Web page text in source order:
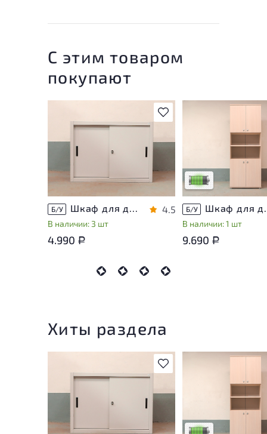
С этим товаром
покупают
В избранное
Б/У Шкаф для документов Металл
В наличии: 3 шт
4.5
4.990 Р
незначительные
эксплуатации, не
использования
Низкая степень
Б/У Шкаф для
В наличии: 1 шт
9.690 Р
Хиты раздела
В избранное
незначительные
эксплуатации, не
использования
Низкая степень